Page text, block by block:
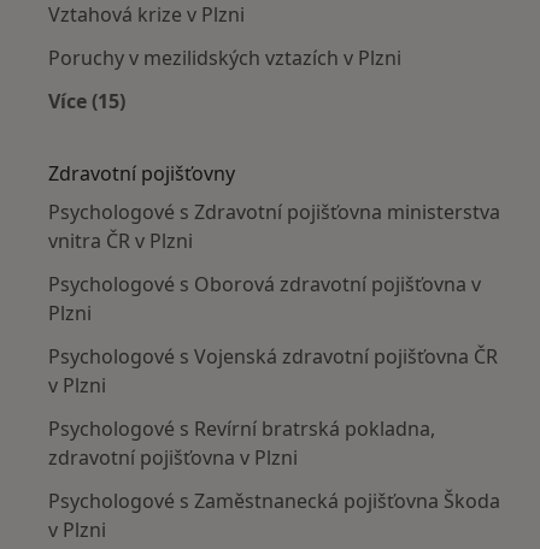
Vztahová krize v Plzni
Poruchy v mezilidských vztazích v Plzni
Více (15)
Zdravotní pojišťovny
Psychologové s Zdravotní pojišťovna ministerstva
vnitra ČR v Plzni
Psychologové s Oborová zdravotní pojišťovna v
Plzni
Psychologové s Vojenská zdravotní pojišťovna ČR
v Plzni
Psychologové s Revírní bratrská pokladna,
zdravotní pojišťovna v Plzni
Psychologové s Zaměstnanecká pojišťovna Škoda
v Plzni